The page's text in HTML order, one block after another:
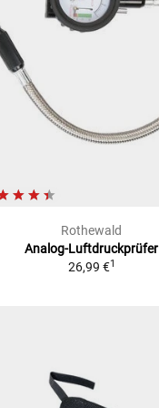
Rothewald
Analog-Luftdruckprüfer
26,99 €1